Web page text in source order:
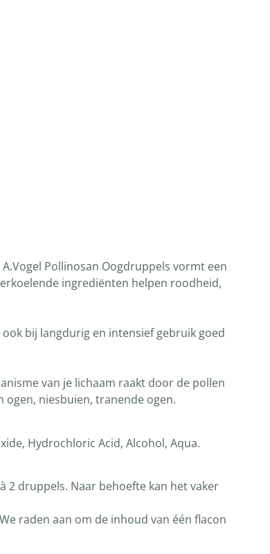
Pollinosan Oogdruppels vormt een
ingrediënten helpen roodheid,
bij langdurig en intensief gebruik goed
van je lichaam raakt door de pollen
niesbuien, tranende ogen.
Hydrochloric Acid, Alcohol, Aqua.
2 druppels. Naar behoefte kan het vaker
raden aan om de inhoud van één flacon